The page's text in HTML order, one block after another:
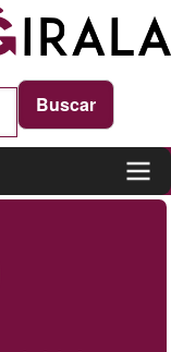
de acciones